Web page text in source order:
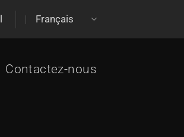
Français
Contactez-nous